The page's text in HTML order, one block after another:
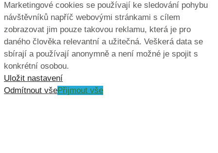
Marketingové cookies se používají ke sledování pohybu
návštěvníků napříč webovými stránkami s cílem
zobrazovat jim pouze takovou reklamu, která je pro
daného člověka relevantní a užitečná. Veškerá data se
sbírají a používají anonymně a není možné je spojit s
konkrétní osobou.
Uložit nastavení
Odmítnout všePřijmout vše